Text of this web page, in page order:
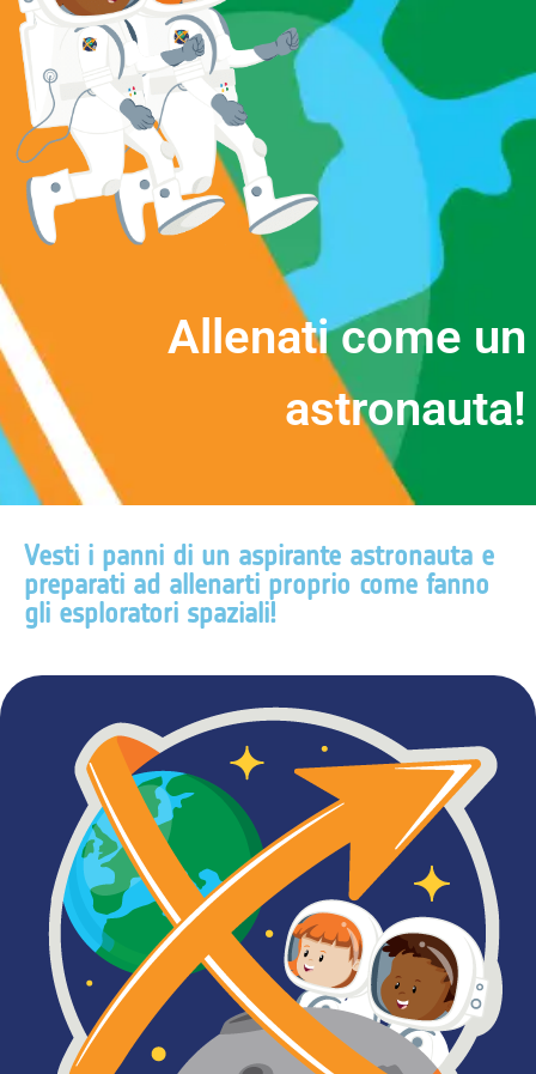
A enati come un
astronauta!
Vesti i panni di un aspirante astronauta e
preparati ad allenarti proprio come fanno
gli esploratori spaziali!